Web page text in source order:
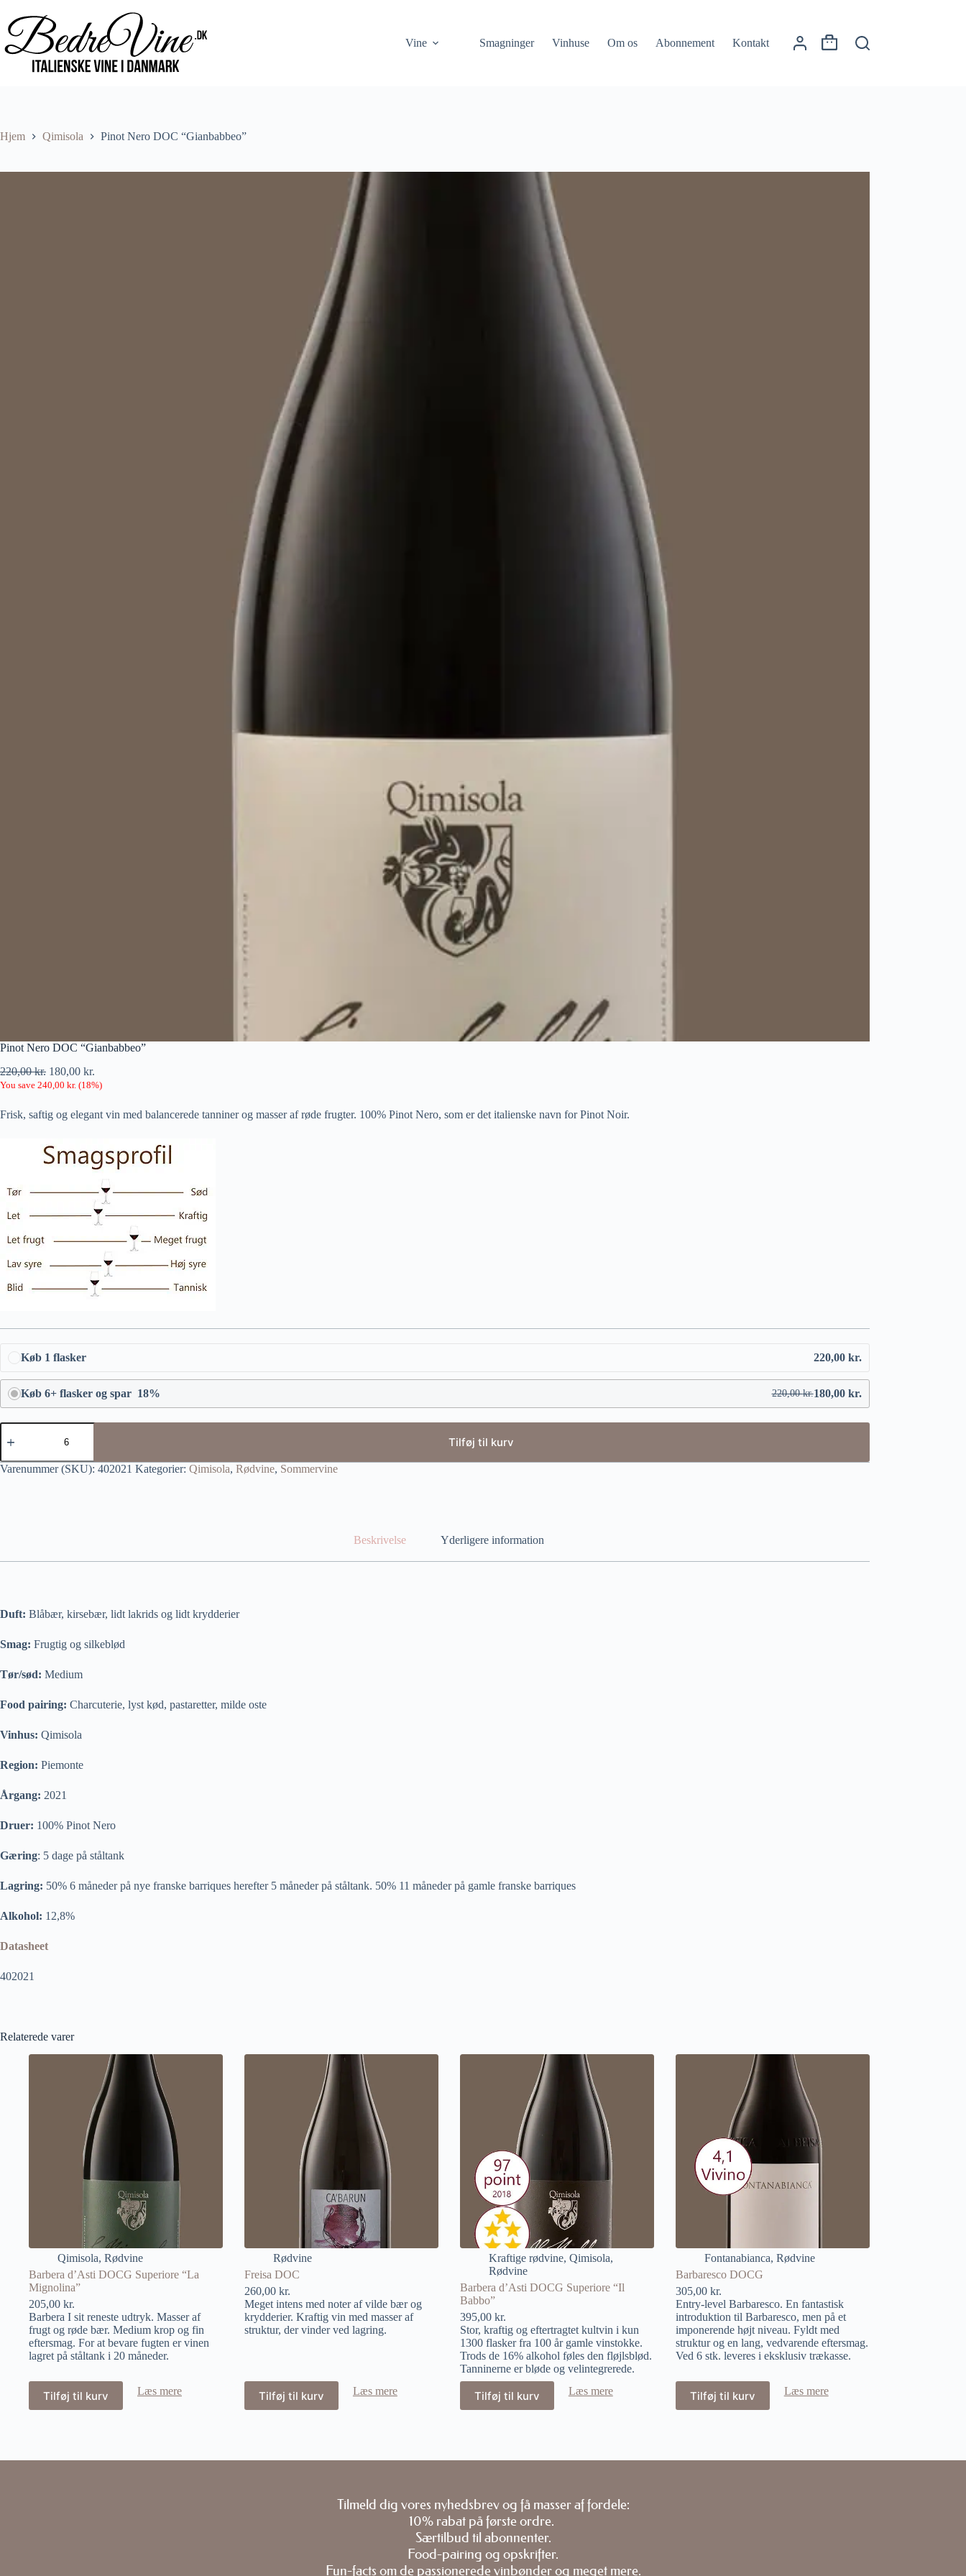
Vine Smagninger Vinhuse Om os Abonnement Kontakt
Hjem Qimisola Pinot Nero DOC “Gianbabbeo”
Pinot Nero DOC “Gianbabbeo”
220,00kr. 180,00 kr.
You save 240,00 kr. (18%)
Frisk, saftig og elegant vin med balancerede tanniner og masser af røde frugter. 100% Pinot Nero, som er det italienske navn for Pinot Noir.
Køb 1 flasker 220,00 kr.
Køb 6+ flasker og spar 18% 220,00kr.180,00 kr.
Tilføj til kurv
Varenummer (SKU): 402021 Kategorier: Qimisola, Rødvine, Sommervine
Beskrivelse Yderligere information
Duft: Blåbær, kirsebær, lidt lakrids og lidt krydderier
Smag: Frugtig og silkeblød
Tør/sød: Medium
Food pairing: Charcuterie, lyst kød, pastaretter, milde oste
Vinhus: Qimisola
Region: Piemonte
Årgang: 2021
Druer: 100% Pinot Nero
Gæring: 5 dage på ståltank
Lagring: 50% 6 måneder på nye franske barriques herefter 5 måneder på ståltank. 50% 11 måneder på gamle franske barriques
Alkohol: 12,8%
Datasheet
402021
Relaterede varer
Qimisola, Rødvine
Barbera d’Asti DOCG Superiore “La
Mignolina”
205,00 kr.
Barbera I sit reneste udtryk. Masser af
frugt og røde bær. Medium krop og fin
eftersmag. For at bevare fugten er vinen
lagret på ståltank i 20 måneder.
Tilføj til kurv Læs mere
Rødvine
Freisa DOC
260,00 kr.
Meget intens med noter af vilde bær og
krydderier. Kraftig vin med masser af
struktur, der vinder ved lagring.
Tilføj til kurv Læs mere
Kraftige rødvine, Qimisola,
Rødvine
Barbera d’Asti DOCG Superiore “Il
Babbo”
395,00 kr.
Stor, kraftig og eftertragtet kultvin i kun
1300 flasker fra 100 år gamle vinstokke.
Trods de 16% alkohol føles den fløjlsblød.
Tanninerne er bløde og velintegrerede.
Tilføj til kurv Læs mere
Fontanabianca, Rødvine
Barbaresco DOCG
305,00 kr.
Entry-level Barbaresco. En fantastisk
introduktion til Barbaresco, men på et
imponerende højt niveau. Fyldt med
struktur og en lang, vedvarende eftersmag.
Ved 6 stk. leveres i eksklusiv trækasse.
Tilføj til kurv Læs mere
Tilmeld dig vores nyhedsbrev og få masser af fordele:
10% rabat på første ordre.
Særtilbud til abonnenter.
Food-pairing og opskrifter.
Fun-facts om de passionerede vinbønder og meget mere.